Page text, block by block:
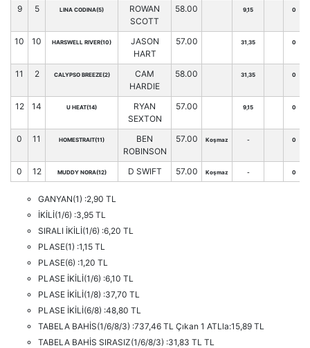
9 5 LINA CODINA(5)
ROWAN
SCOTT
58.00 9,15 0
10 10 HARSWELL RIVER(10)
JASON
HART
57.00 31,35 0
11 2 CALYPSO BREEZE(2)
CAM
HARDIE
58.00 31,35 0
12 14 U HEAT(14)
RYAN
SEXTON
57.00 9,15 0
0 11 HOMESTRAIT(11)
BEN
ROBINSON
57.00 Koşmaz - 0
0 12 MUDDY NORA(12) D SWIFT 57.00 Koşmaz - 0
GANYAN(1) :2,90 TL
İKİLİ(1/6) :3,95 TL
SIRALI İKİLİ(1/6) :6,20 TL
PLASE(1) :1,15 TL
PLASE(6) :1,20 TL
PLASE İKİLİ(1/6) :6,10 TL
PLASE İKİLİ(1/8) :37,70 TL
PLASE İKİLİ(6/8) :48,80 TL
TABELA BAHİS(1/6/8/3) :737,46 TL Çıkan 1 ATLla:15,89 TL
TABELA BAHİS SIRASIZ(1/6/8/3) :31,83 TL TL